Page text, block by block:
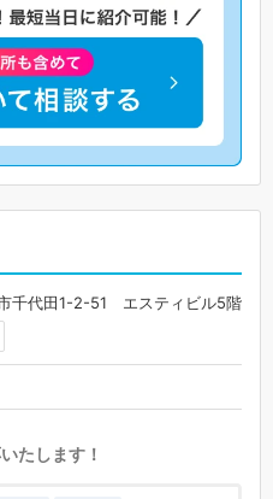
千代田1-2-51 エスティビル5階
たします！